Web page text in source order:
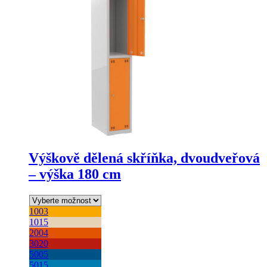
Výškově dělená skříňka, dvoudveřová
– výška 180 cm
1003
1015
2004
3020
5005
5015